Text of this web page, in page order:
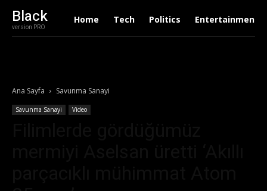
Black
version PRO
Home Tech Politics Entertainment
Ana Sayfa Savunma Sanayi
Savunma Sanayi Video